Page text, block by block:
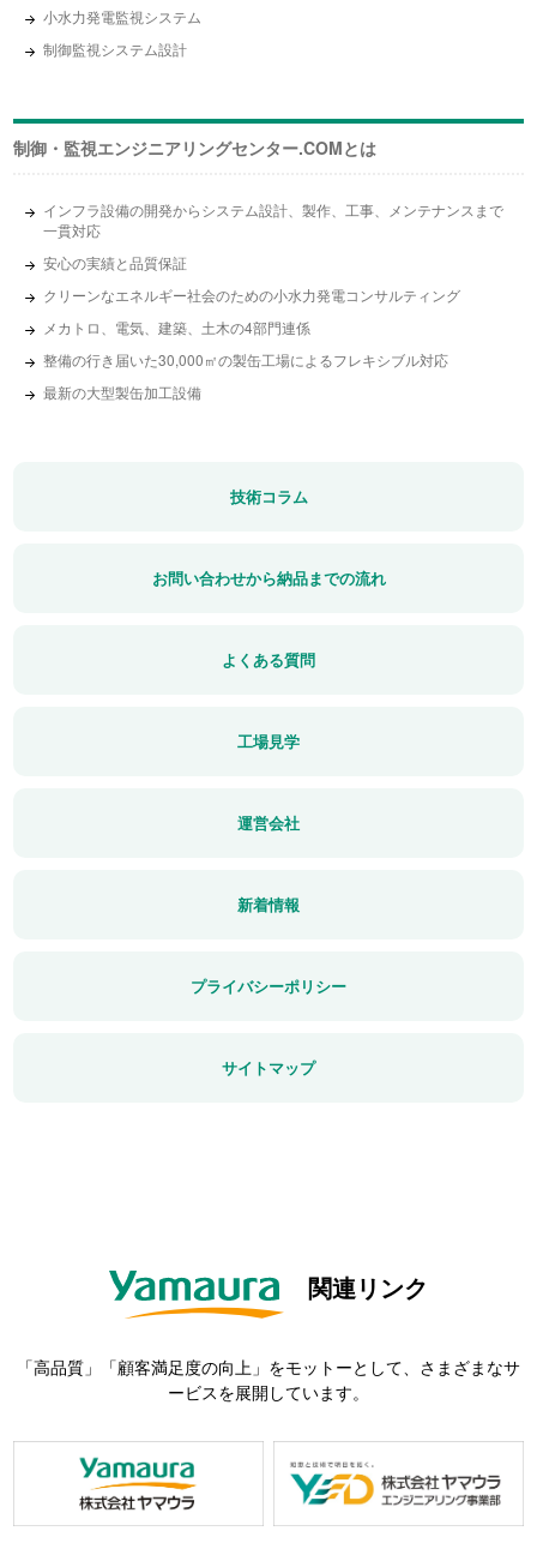
小水力発電監視システム
制御監視システム設計
制御・監視エンジニアリングセンター.COMとは
インフラ設備の開発からシステム設計、製作、工事、メンテナンスまで
一貫対応
安心の実績と品質保証
クリーンなエネルギー社会のための小水力発電コンサルティング
メカトロ、電気、建築、土木の4部門連係
整備の行き届いた30,000㎡の製缶工場によるフレキシブル対応
最新の大型製缶加工設備
技術コラム
お問い合わせから納品までの流れ
よくある質問
工場見学
運営会社
新着情報
プライバシーポリシー
サイトマップ
関連リンク
「高品質」「顧客満足度の向上」をモットーとして、さまざまなサ
ービスを展開しています。